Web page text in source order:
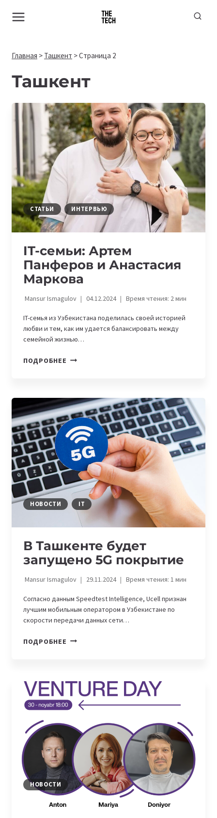
Главная > Ташкент >Страница 2
Ташкент
СТАТЬИ ИНТЕРВЬЮ
IT-семьи: Артем
Панферов и Анастасия
Маркова
Mansur Ismagulov 04.12.2024 Время чтения: 2мин
IT-семья из Узбекистана поделилась своей историей
любви и тем, как им удается балансировать между
семейной жизнью…
ПОДРОБНЕЕ IT-
И
АНАСТАСИЯ
МАРКОВА
НОВОСТИ IT
В Ташкенте будет
запущено 5G покрытие
Mansur Ismagulov 29.11.2024 Время чтения: 1мин
Согласно данным Speedtest Intelligence, Ucell признан
лучшим мобильным оператором в Узбекистане по
скорости передачи данных сети…
ПОДРОБНЕЕ В
5G
ПОКРЫТИЕ
НОВОСТИ